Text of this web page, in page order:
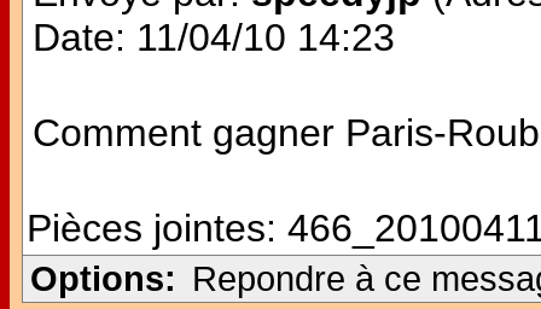
Date: 11/04/10 14:23
Comment gagner Paris-
Pièces jointes:
Options: Repondre à ce